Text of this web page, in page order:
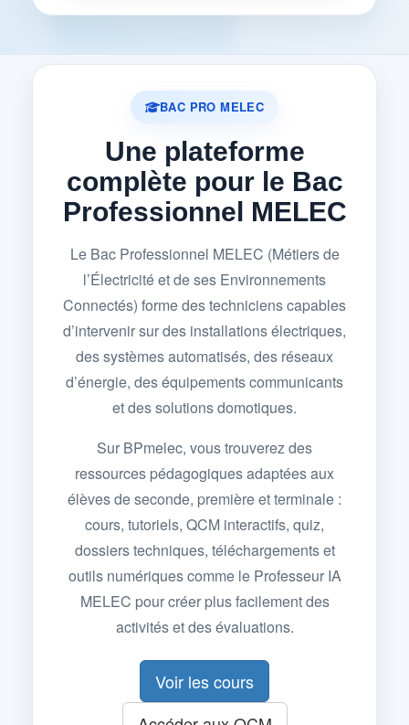
BAC PRO MELEC
Une plateforme
complète pour le Bac
Professionnel MELEC
Le Bac Professionnel MELEC (Métiers de
l’Électricité et de ses Environnements
Connectés) forme des techniciens capables
d’intervenir sur des installations électriques,
des systèmes automatisés, des réseaux
d’énergie, des équipements communicants
et des solutions domotiques.
Sur BPmelec, vous trouverez des
ressources pédagogiques adaptées aux
élèves de seconde, première et terminale :
cours, tutoriels, QCM interactifs, quiz,
dossiers techniques, téléchargements et
outils numériques comme le Professeur IA
MELEC pour créer plus facilement des
activités et des évaluations.
Voir les cours